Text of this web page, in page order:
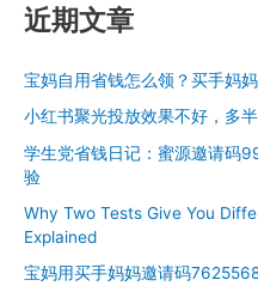
拼
多
惠
券
平
台
近期文章
宝妈自用省钱怎么领？买手妈
小红书聚光投放效果不好，多
学生党省钱日记：蜜源邀请码
验
Why Two Tests Give You
Explained
宝妈用买手妈妈邀请码